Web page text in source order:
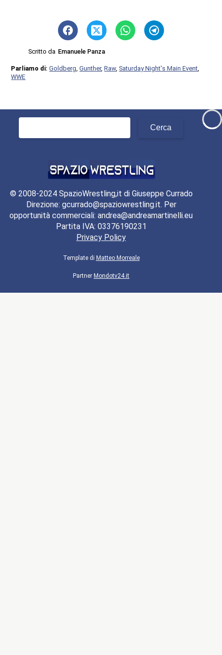
Scritto da Emanuele Panza
Parliamo di:Goldberg ,Gunther,Raw,Saturday Night's Main Event
WWE
© 2008-2024 SpazioWrestling,it di Giuseppe Currado
Direzione: gcurrado@spaziowrestling.it. Per
opportunità commerciali: andrea@andreamartinelli.eu
Partita IVA: 03376190231
Privacy Policy
Template di Matteo Morreale
Partner Mondotv24.it